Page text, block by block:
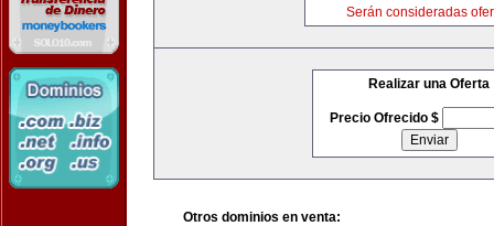
Serán consideradas
Realizar una Oferta
Precio Ofrecido $
Otros dominios en venta: